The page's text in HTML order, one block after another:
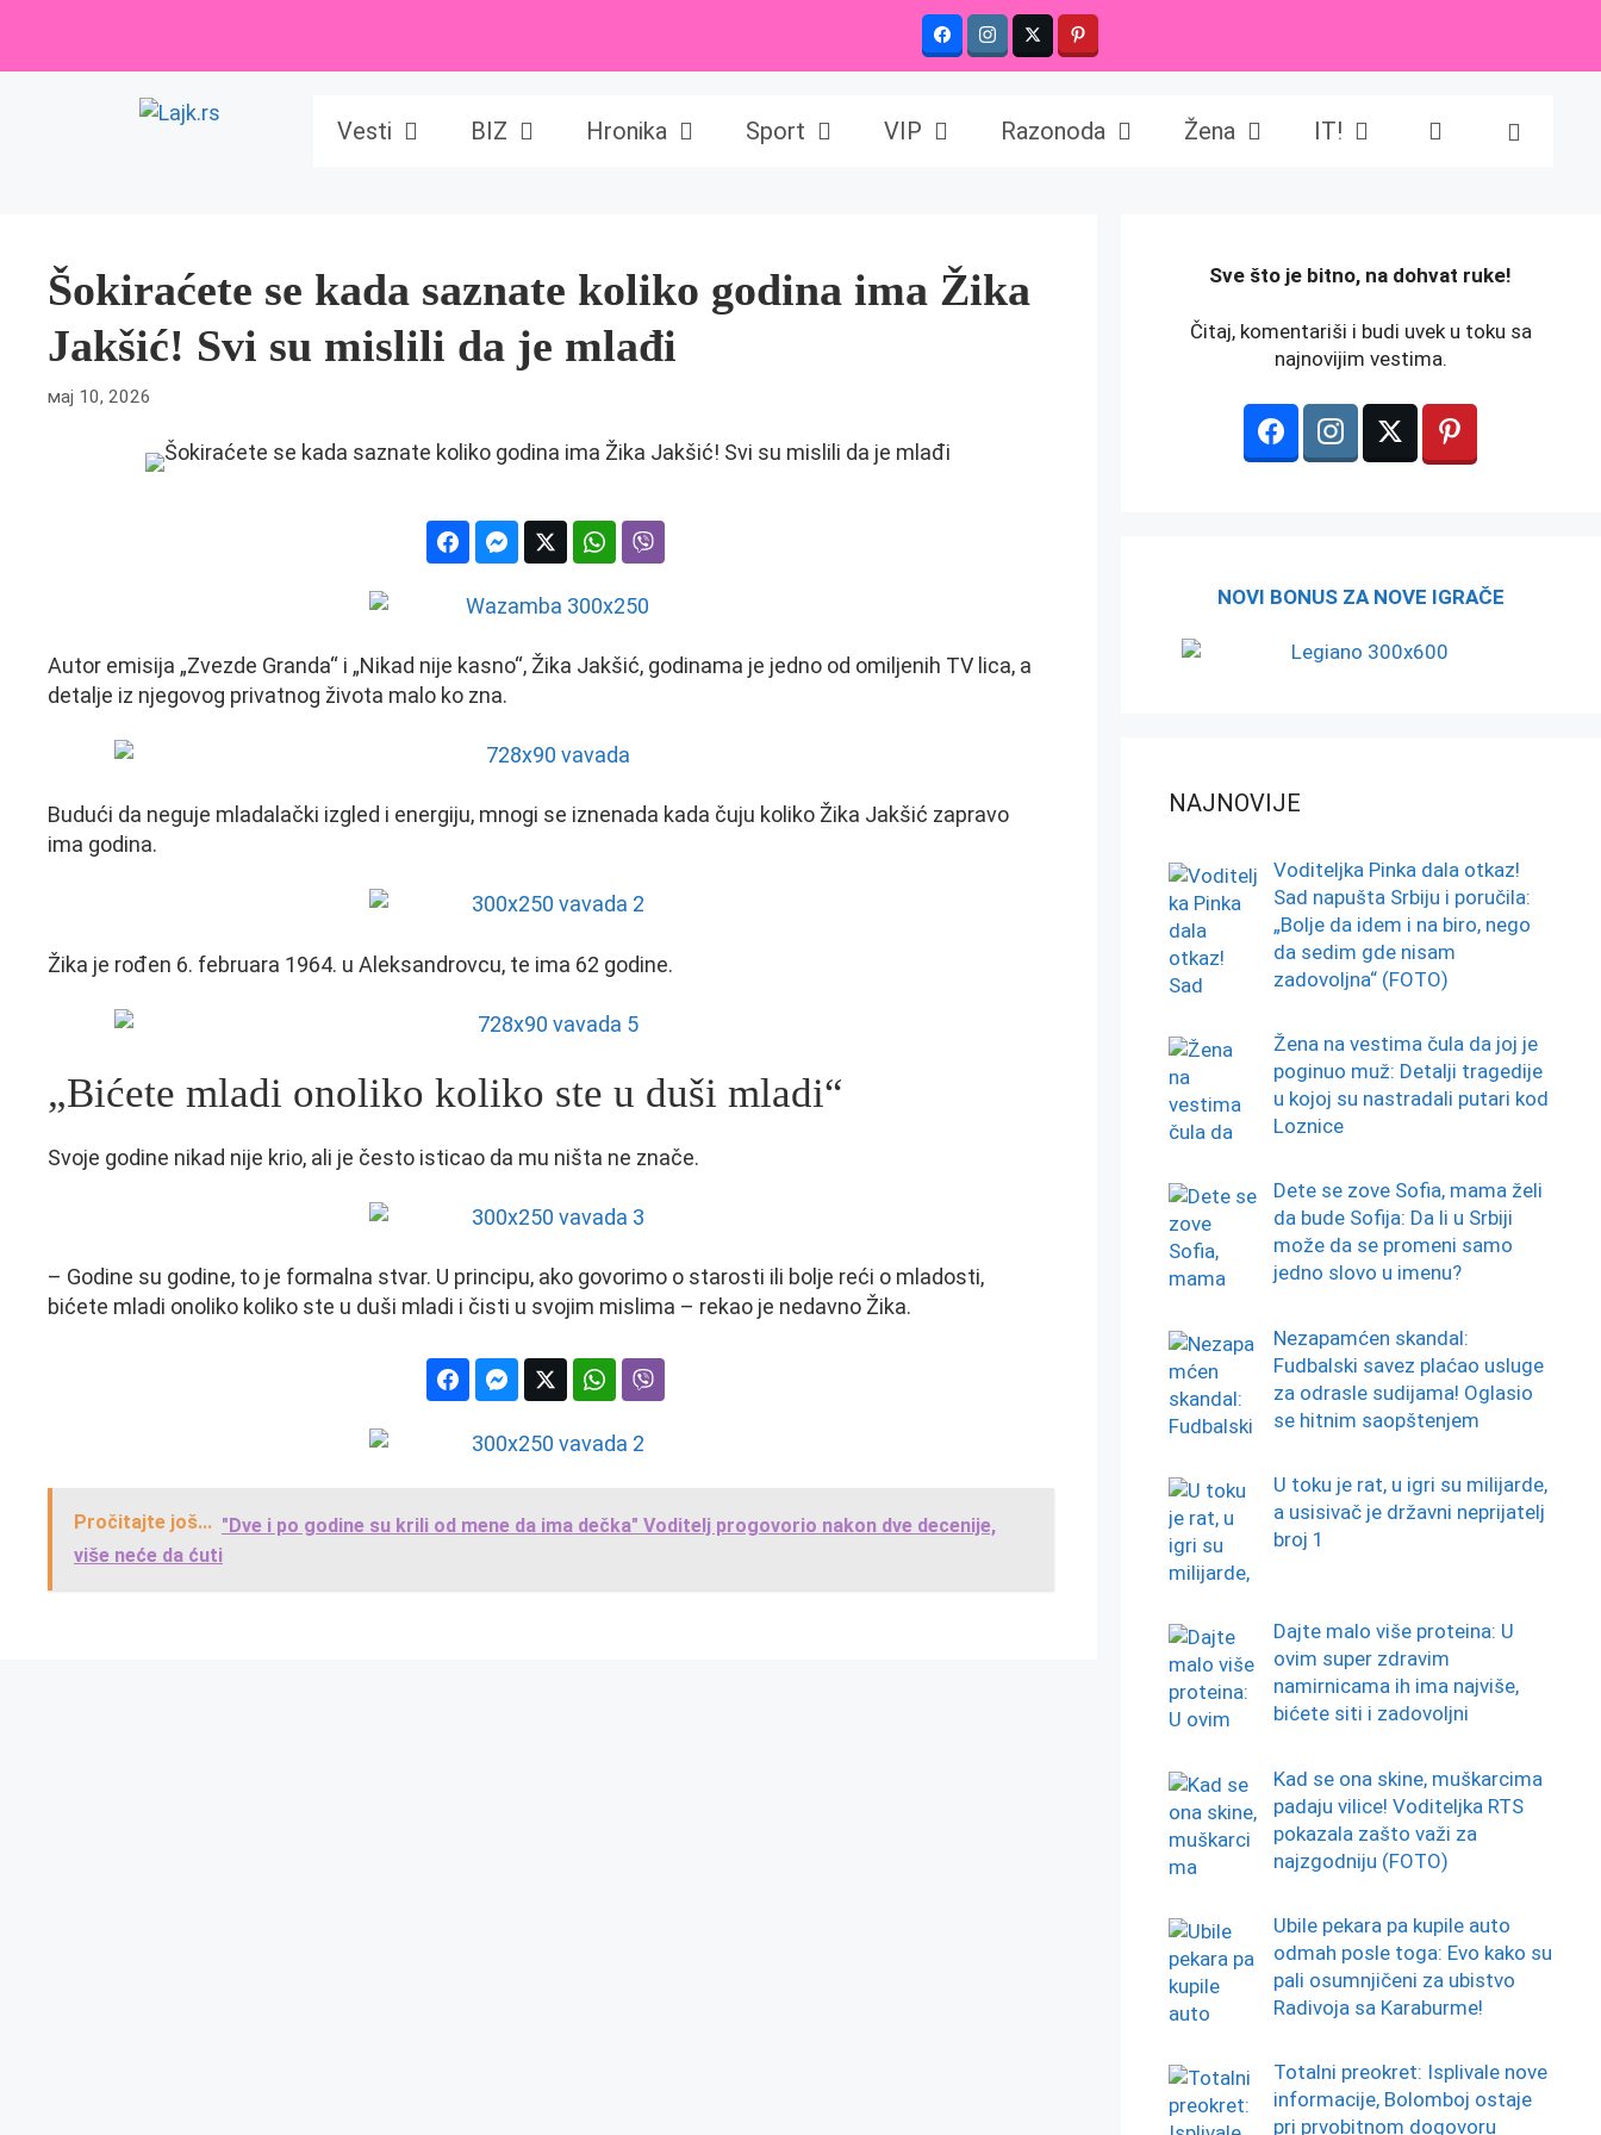
content
Vesti BIZ Hronika Sport VIP Razonoda Žena IT!
Šokiraćete se kada saznate koliko godina ima Žika
Jakšić! Svi su mislili da je mlađi
мај 10, 2026
Autor emisija „Zvezde Granda“ i „Nikad nije kasno“, Žika Jakšić, godinama je jedno od omiljenih TV lica, a
detalje iz njegovog privatnog života malo ko zna.
Budući da neguje mladalački izgled i energiju, mnogi se iznenada kada čuju koliko Žika Jakšić zapravo
ima godina.
Žika je rođen 6. februara 1964. u Aleksandrovcu, te ima 62 godine.
„Bićete mladi onoliko koliko ste u duši mladi“
Svoje godine nikad nije krio, ali je često isticao da mu ništa ne znače.
– Godine su godine, to je formalna stvar. U principu, ako govorimo o starosti ili bolje reći o mladosti,
bićete mladi onoliko koliko ste u duši mladi i čisti u svojim mislima – rekao je nedavno Žika.
Pročitajte još... "Dve i po godine su krili od mene da ima dečka" Voditelj progovorio nakon dve decenije,
više neće da ćuti
️Sve što je bitno, na dohvat ruke!
Čitaj, komentariši i budi uvek u toku sa
najnovijim vestima.
NOVI BONUS ZA NOVE IGRAČE
NAJNOVIJE
Voditeljka Pinka dala otkaz!
Sad napušta Srbiju i poručila:
„Bolje da idem i na biro, nego
da sedim gde nisam
zadovoljna“ (FOTO)
Žena na vestima čula da joj je
poginuo muž: Detalji tragedije
u kojoj su nastradali putari kod
Loznice
Dete se zove Sofia, mama želi
da bude Sofija: Da li u Srbiji
može da se promeni samo
jedno slovo u imenu?
Nezapamćen skandal:
Fudbalski savez plaćao usluge
za odrasle sudijama! Oglasio
se hitnim saopštenjem
U toku je rat, u igri su milijarde,
a usisivač je državni neprijatelj
broj 1
Dajte malo više proteina: U
ovim super zdravim
namirnicama ih ima najviše,
bićete siti i zadovoljni
Kad se ona skine, muškarcima
padaju vilice! Voditeljka RTS
pokazala zašto važi za
najzgodniju (FOTO)
Ubile pekara pa kupile auto
odmah posle toga: Evo kako su
pali osumnjičeni za ubistvo
Radivoja sa Karaburme!
Totalni preokret: Isplivale nove
informacije, Bolomboj ostaje
pri prvobitnom dogovoru